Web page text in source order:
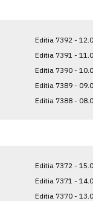
Editia 7392 -
Editia 7391 -
Editia 7390 -
Editia 7389 -
Editia 7388 -
Editia 7372 -
Editia 7371 -
Editia 7370 -